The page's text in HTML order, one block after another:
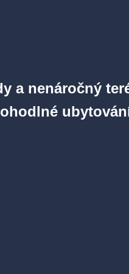
a nenáročný